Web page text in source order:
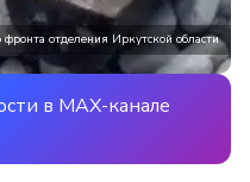
отделения Иркутской области
в MAX-канале